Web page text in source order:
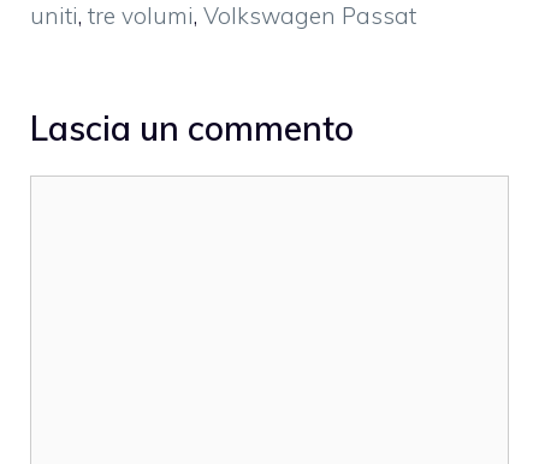
uniti, tre volumi, Volkswagen Passat
Lascia un commento